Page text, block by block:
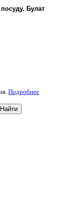
Булат
Подробнее
Найти